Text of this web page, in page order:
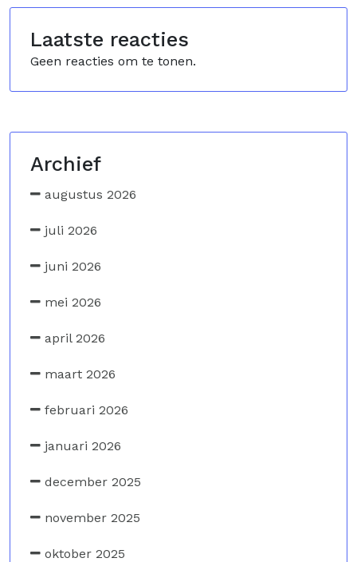
Laatste reacties
Geen reacties om te tonen.
Archief
augustus 2026
juli 2026
juni 2026
mei 2026
april 2026
maart 2026
februari 2026
januari 2026
december 2025
november 2025
oktober 2025